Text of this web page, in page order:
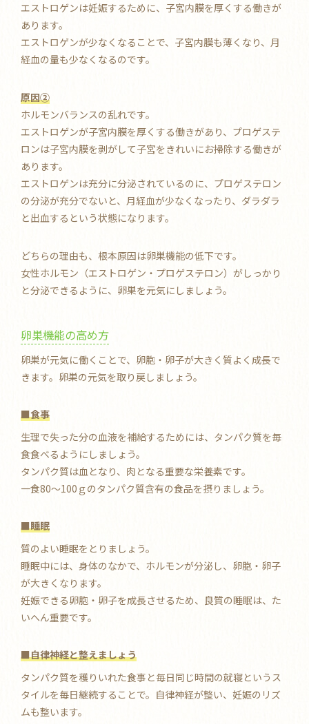
エストロゲンは妊娠するために、子宮内膜を厚くする働きが
あります。
エストロゲンが少なくなることで、子宮内膜も薄くなり、月
経血の量も少なくなるのです。
原因②
ホルモンバランスの乱れです。
エストロゲンが子宮内膜を厚くする働きがあり、プロゲステ
ロンは子宮内膜を剥がして子宮をきれいにお掃除する働きが
あります。
エストロゲンは充分に分泌されているのに、プロゲステロン
の分泌が充分でないと、月経血が少なくなったり、ダラダラ
と出血するという状態になります。
どちらの理由も、根本原因は卵巣機能の低下です。
女性ホルモン（エストロゲン・プロゲステロン）がしっかり
と分泌できるように、卵巣を元気にしましょう。
卵巣機能の高め方
卵巣が元気に働くことで、卵胞・卵子が大きく質よく成長で
きます。卵巣の元気を取り戻しましょう。
■食事
生理で失った分の血液を補給するためには、タンパク質を毎
食食べるようにしましょう。
タンパク質は血となり、肉となる重要な栄養素です。
一食80～100ｇのタンパク質含有の食品を摂りましょう。
■睡眠
質のよい睡眠をとりましょう。
睡眠中には、身体のなかで、ホルモンが分泌し、卵胞・卵子
が大きくなります。
妊娠できる卵胞・卵子を成長させるため、良質の睡眠は、た
いへん重要です。
■自律神経と整えましょう
タンパク質を穫りいれた食事と毎日同じ時間の就寝というス
タイルを毎日継続することで。自律神経が整い、妊娠のリズ
ムも整います。